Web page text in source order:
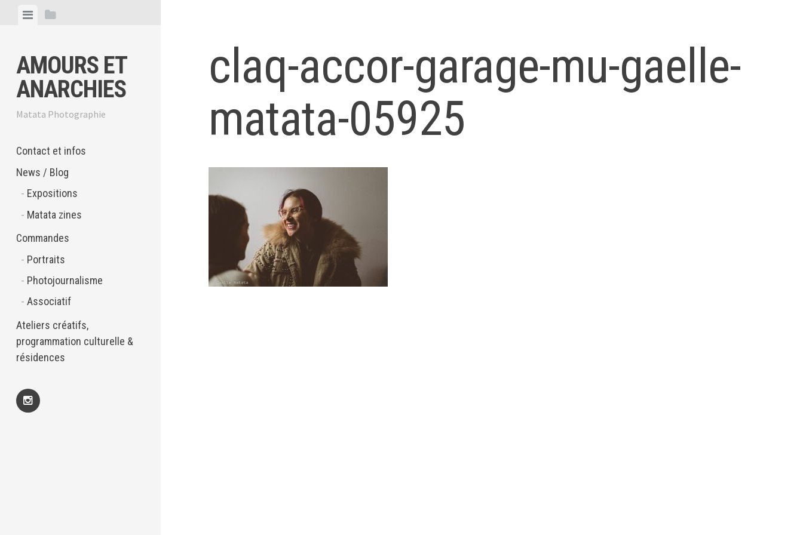
ViewView
AMOURS ET
ANARCHIES
Matata Photographie
Contact et infos
News / Blog
Expositions
Matata zines
Commandes
Portraits
Photojournalisme
Associatif
Ateliers créatifs,
programmation culturelle &
résidences
claq-accor-garage-mu-gaelle-
matata-05925